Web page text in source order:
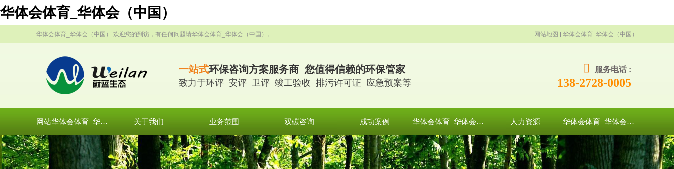
华体会体育_华体会（中国）
华体会体育_华体会（中国） 欢迎您的到访，有任何问题请华体会体育_华体会（中国）。 网站地图 华体会体育_华体会（中国）
一站式环保咨询方案服务商 您值得信赖的环保管家
致力于环评 安评 卫评 竣工验收 排污许可证 应急预案等
服务电话 :
138-2728-0005
网站华体会体育_华体会（中国） 关于我们 业务范围 双碳咨询 成功案例 华体会体育_华体会（中国） 人力资源 华体会体育_华体会（中国）